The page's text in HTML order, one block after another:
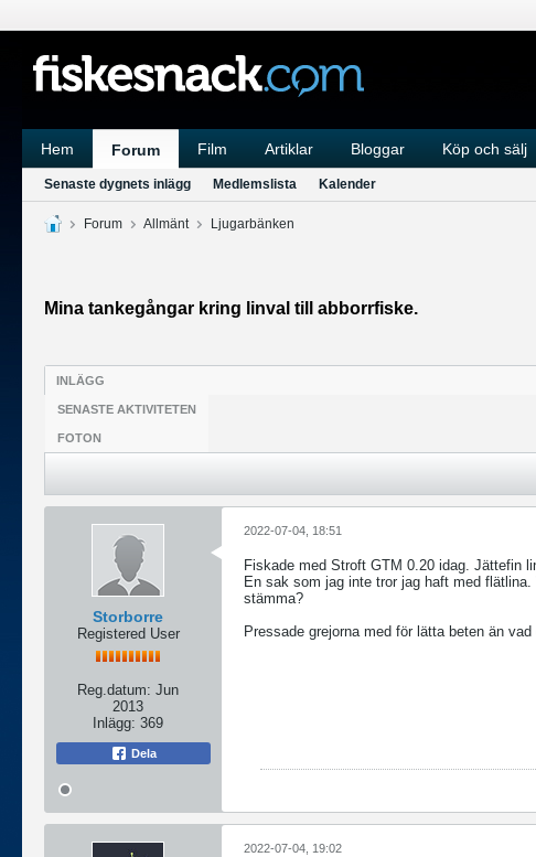
Hem Forum Film Artiklar Bloggar Köp och sälj
Senaste dygnets inlägg Medlemslista Kalender
Forum Allmänt Ljugarbänken
Mina tankegångar kring linval till abborrfiske.
INLÄGG
SENASTE AKTIVITETEN
FOTON
Storborre
Registered User
Reg.datum: Jun
2013
Inlägg: 369
Dela
2022-07-04, 18:51
Fiskade med Stroft GTM 0.20 idag. Jättefin
En sak som jag inte tror jag haft med
stämma?
Pressade grejorna med för lätta beten än
2022-07-04, 19:02